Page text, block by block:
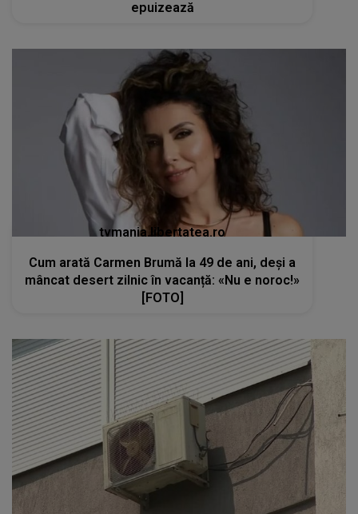
epuizează
tvmania.libertatea.ro
Cum arată Carmen Brumă la 49 de ani, deși a
mâncat desert zilnic în vacanță: «Nu e noroc!»
[FOTO]